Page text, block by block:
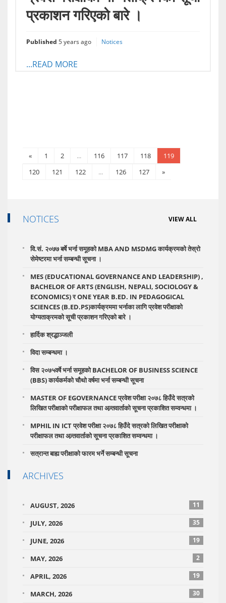
प्रकाशन गरिएको बारे ।
Published 5 years ago Notices
...READ MORE
« 1 2 ... 116 117 118
119
120
121 122 ... 126 127 »
NOTICES VIEW ALL
वि.सं. २०७७ बर्षे भर्ना समूहकाे MBA AND MSDMG कार्यक्रमको तेस्राे
सेमेष्टरमा भर्ना सम्बन्धी सूचना ।
MES (EDUCATIONAL GOVERNANCE AND LEADERSHIP) ,
BACHELOR OF ARTS (ENGLISH, NEPALI, SOCIOLOGY &
ECONOMICS) र ONE YEAR B.ED. IN PEDAGOGICAL
SCIENCES (B.ED.PS)कार्यक्रममा भर्नाका लागि प्रवेश परीक्षाको
योग्यताक्रमको सूची प्रकाशन गरिएको बारे ।
हार्दिक श्रद्धाञ्जली
विदा सम्बन्धमा ।
वि‍स‍ २०७५वर्षे भर्ना समूहको BACHELOR OF BUSINESS SCIENCE
(BBS) कार्यकर्मको चौथो वर्षमा भर्ना सम्बन्धी सूचना
MASTER OF EGOVERNANCE प्रवेश परीक्षा २०७८ हिउँदे सत्रको
लिखित परीक्षाको परीक्षाफल तथा अन्र्तवार्ताको सूचना प्रकाशित सम्वन्धमा ।
MPHIL IN ICT प्रवेश परीक्षा २०७८ हिउँदे सत्रको लिखित परीक्षाको
परीक्षाफल तथा अन्र्तवार्ताको सूचना प्रकाशित सम्वन्धमा ।
सत्रान्त बाह्य परीक्षाको फारम भर्ने सम्बन्धी सूचना
ARCHIVES
AUGUST, 2026 11
JULY, 2026 35
JUNE, 2026 19
MAY, 2026 2
APRIL, 2026 19
MARCH, 2026 30